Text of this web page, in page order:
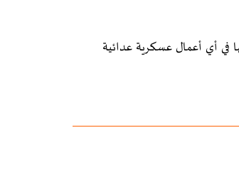
في أي أعمال عسكرية عدائية